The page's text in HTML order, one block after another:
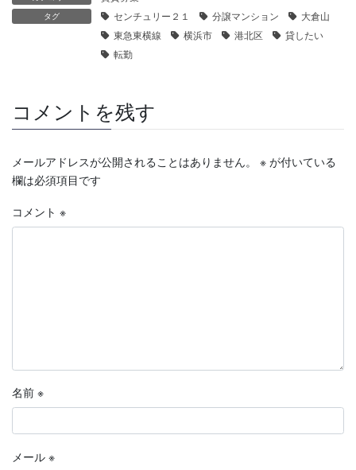
タグ センチュリー２１ 分譲マンション
大倉山
東急東横線
横浜市 港北区
貸したい
転勤
コメントを残す
メールアドレスが公開されることはありません。 ※ が付いている
欄は必須項目です
コメント ※
名前 ※
メール ※